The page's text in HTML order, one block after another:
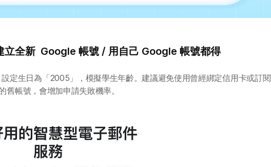
立全新  Google 帳號 / 用自己 Google 帳號都得
定生日為「2005」，模擬學生年齡。建議避免使用曾經綁定信用卡或訂閱
舊帳號，會增加申請失敗機率。